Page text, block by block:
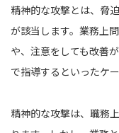
精神的な攻撃とは、脅
が該当します。業務上
や、注意をしても改善
で指導するといったケ
精神的な攻撃は、職務